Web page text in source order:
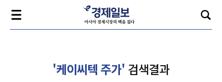
'케이씨텍 주가' 검색결과